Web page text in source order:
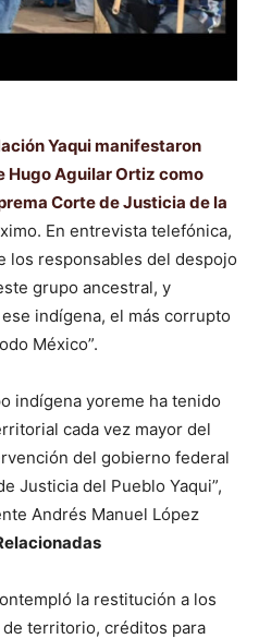
Yaqui manifestaron
Hugo Aguilar Ortiz como
Corte de Justicia de la
En entrevista telefónica,
los responsables del despojo
grupo ancestral, y
indígena, el más corrupto
México”.
indígena yoreme ha tenido
cada vez mayor del
del gobierno federal
Justicia del Pueblo Yaqui”,
Andrés Manuel López
la restitución a los
territorio, créditos para